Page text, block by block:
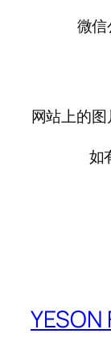
微信
网站上的
如
YESON